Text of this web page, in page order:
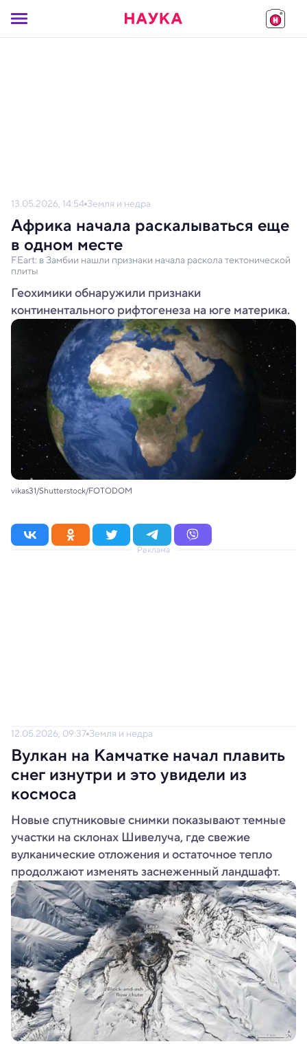
13.05.2026, 14:54 Земля и недра
Африка начала раскалываться еще
в одном месте
FEart: в Замбии нашли признаки начала раскола тектонической
плиты
Геохимики обнаружили признаки
континентального рифтогенеза на юге материка.
vikas31/Shutterstock/FOTODOM
Реклама
12.05.2026, 09:37 Земля и недра
Вулкан на Камчатке начал плавить
снег изнутри и это увидели из
космоса
Новые спутниковые снимки показывают темные
участки на склонах Шивелуча, где свежие
вулканические отложения и остаточное тепло
продолжают изменять заснеженный ландшафт.